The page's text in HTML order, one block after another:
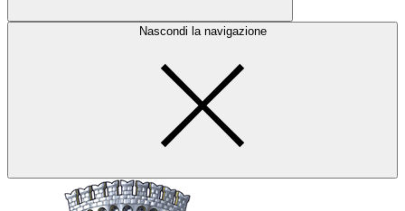
Nascondi la navigazione